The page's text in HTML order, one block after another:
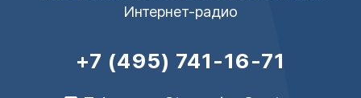
Интернет-радио
+7 (495) 741-16-71